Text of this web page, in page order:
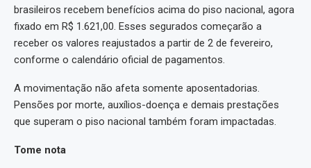
brasileiros recebem benefícios acima do piso nacional, agora
fixado em R$ 1.621,00. Esses segurados começarão a
receber os valores reajustados a partir de 2 de fevereiro,
conforme o calendário oficial de pagamentos.
A movimentação não afeta somente aposentadorias.
Pensões por morte, auxílios-doença e demais prestações
que superam o piso nacional também foram impactadas.
Tome nota